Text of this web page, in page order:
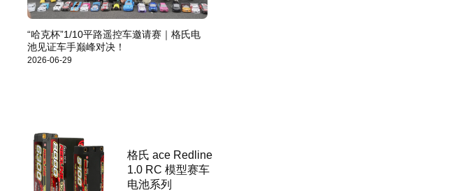
“哈克杯”1/10平路遥控车邀请赛｜格氏电
池见证车手巅峰对决！
2026-06-29
格氏 ace Redline
1.0 RC 模型赛车
电池系列